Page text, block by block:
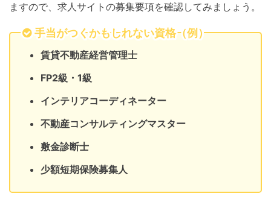
ますので、求人サイトの募集要項を確認してみましょう。
手当がつくかもしれない資格（例）
賃貸不動産経営管理士
FP2級・1級
インテリアコーディネーター
不動産コンサルティングマスター
敷金診断士
少額短期保険募集人